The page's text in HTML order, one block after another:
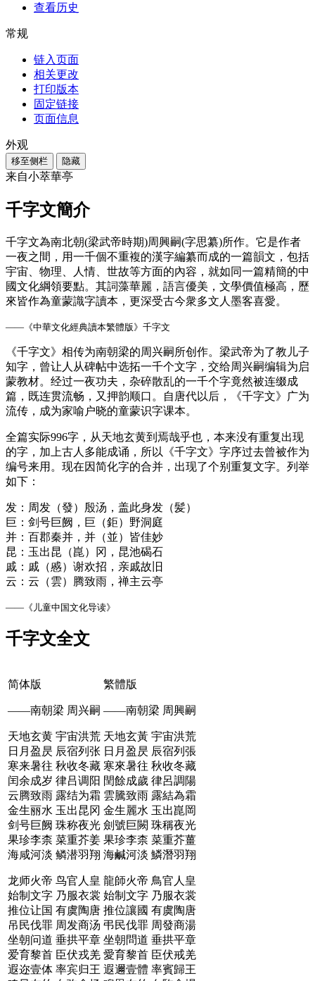
查看历史
常规
链入页面
相关更改
打印版本
固定链接
页面信息
外观
移至侧栏 隐藏
来自小萃華亭
千字文簡介
千字文為南北朝(梁武帝時期)周興嗣(字思纂)所作。它是作者
一夜之間，用一千個不重複的漢字編纂而成的一篇韻文，包括
宇宙、物理、人情、世故等方面的內容，就如同一篇精簡的中
國文化綱領要點。其詞藻華麗，語言優美，文學價值極高，歷
來皆作為童蒙識字讀本，更深受古今衆多文人墨客喜愛。
——《中華文化經典讀本繁體版》千字文
《千字文》相传为南朝梁的周兴嗣所创作。梁武帝为了教儿子
知字，曾让人从碑帖中选拓一千个文字，交给周兴嗣编辑为启
蒙教材。经过一夜功夫，杂碎散乱的一千个字竟然被连缀成
篇，既连贯流畅，又押韵顺口。自唐代以后，《千字文》广为
流传，成为家喻户晓的童蒙识字课本。
全篇实际996字，从天地玄黄到焉哉乎也，本来没有重复出现
的字，加上古人多能成诵，所以《千字文》字序过去曾被作为
编号来用。现在因简化字的合并，出现了个别重复文字。列举
如下：
发：周发（發）殷汤，盖此身发（髪）
巨：剑号巨阙，巨（鉅）野洞庭
并：百郡秦并，并（並）皆佳妙
昆：玉出昆（崑）冈，昆池碣石
戚：戚（慼）谢欢招，亲戚故旧
云：云（雲）腾致雨，禅主云亭
——《儿童中国文化导读》
千字文全文
简体版
——南朝梁 周兴嗣
天地玄黄 宇宙洪荒
日月盈昃 辰宿列张
寒来暑往 秋收冬藏
闰余成岁 律吕调阳
云腾致雨 露结为霜
金生丽水 玉出昆冈
剑号巨阙 珠称夜光
果珍李柰 菜重芥姜
海咸河淡 鳞潜羽翔
龙师火帝 鸟官人皇
始制文字 乃服衣裳
推位让国 有虞陶唐
吊民伐罪 周发商汤
坐朝问道 垂拱平章
爱育黎首 臣伏戎羌
遐迩壹体 率宾归王
繁體版
——南朝梁 周興嗣
天地玄黃 宇宙洪荒
日月盈昃 辰宿列張
寒來暑往 秋收冬藏
閏餘成歲 律呂調陽
雲騰致雨 露結為霜
金生麗水 玉出崑岡
劍號巨闕 珠稱夜光
果珍李柰 菜重芥薑
海鹹河淡 鱗潛羽翔
龍師火帝 鳥官人皇
始制文字 乃服衣裳
推位讓國 有虞陶唐
弔民伐罪 周發商湯
坐朝問道 垂拱平章
愛育黎首 臣伏戒羌
遐邇壹體 率賓歸王